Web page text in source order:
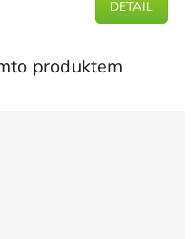
DETAIL
produktem